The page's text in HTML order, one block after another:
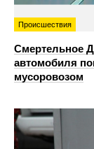
Происшествия
Смертельное
автомобиля
мусоровозом